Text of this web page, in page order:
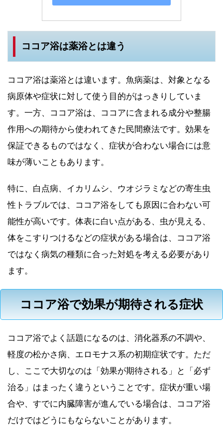
ココア浴は薬浴とは違う
ココア浴は薬浴とは違います。魚病薬は、対象となる
病原体や症状に対して使う目的がはっきりしていま
す。一方、ココア浴は、ココアに含まれる成分や整腸
作用への期待から使われてきた民間療法です。効果を
保証できるものではなく、症状が合わない場合には意
味が薄いこともあります。
特に、白点病、イカリムシ、ウオジラミなどの寄生虫
性トラブルでは、ココア浴をしても原因に合わない可
能性が高いです。体表に白い点がある、虫が見える、
体をこすりつけるなどの症状がある場合は、ココア浴
ではなく病気の種類に合った対処を考える必要があり
ます。
ココア浴で効果が期待される症状
ココア浴でよく話題になるのは、消化器系の不調や、
軽度の松かさ病、エロモナス系の初期症状です。ただ
し、ここで大切なのは「効果が期待される」と「必ず
治る」はまったく違うということです。症状が重い場
合や、すでに内臓障害が進んでいる場合は、ココア浴
だけではどうにもならないことがあります。